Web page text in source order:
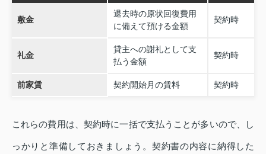
敷金
退去時の原状回復費用
に備えて預ける金額
契約時
礼金
貸主への謝礼として支
払う金額
契約時
前家賃 契約開始月の賃料 契約時
これらの費用は、契約時に一括で支払うことが多いので、し
っかりと準備しておきましょう。契約書の内容に納得した